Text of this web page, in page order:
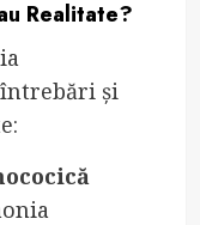
Realitate?
și